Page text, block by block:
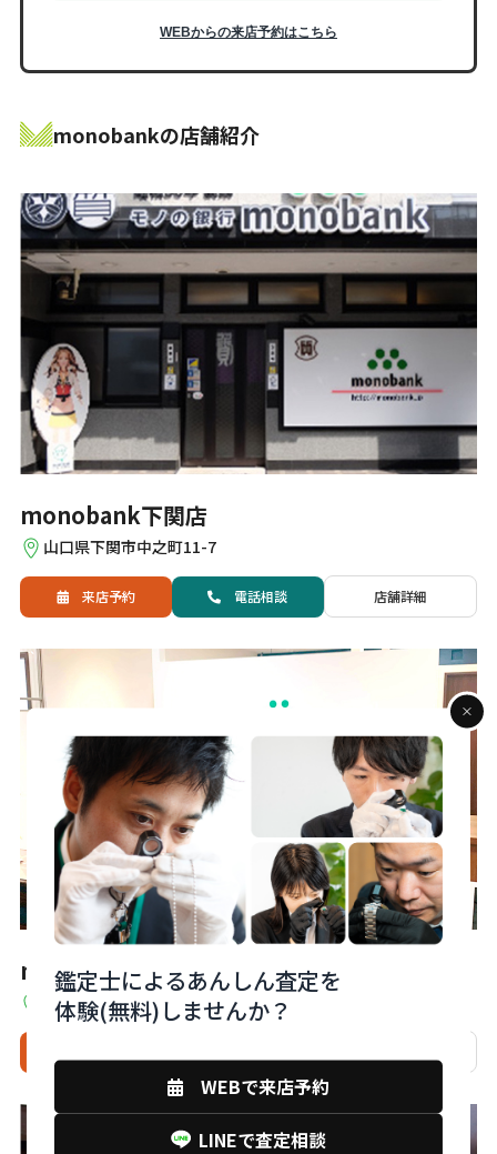
WEBからの来店予約はこちら
monobankの店舗紹介
monobank下関店
山口県下関市中之町11-7
来店予約 電話相談 店舗詳細
monobank下関大丸店
山口県下関市竹崎町4丁目4-10 7F
鑑定士によるあんしん査定を
体験(無料)しませんか？
WEBで来店予約
LINEで査定相談